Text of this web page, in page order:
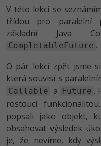
Objektové
Umělá
HTML5,
SQL a
Testování a
UML a
Java
PHP
JavaScript
Python
HTML / CSS
Front-end
Vývojář
Specialista na
C# Game
Webdesigner
Java
C#.NET -80%
-80%
JavaScript -80%
PHP -80%
C++ -80%
-80%
V této lekci se
třídou pro paralelní
základní Java
CompletableFuture .
O pár lekcí zpět jsme
která souvisí s
Callable a Future .
rostoucí
popsali jako objekt,
obsahovat výsledek
je, že nevíme, kdy